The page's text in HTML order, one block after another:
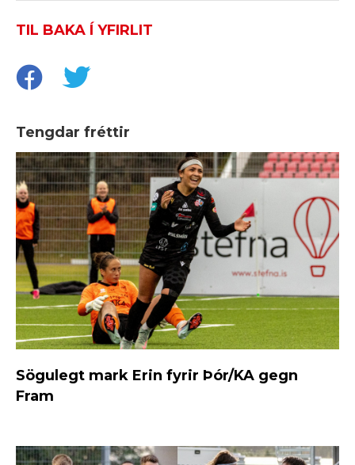
TIL BAKA Í YFIRLIT
Tengdar fréttir
Sögulegt mark Erin fyrir Þór/KA gegn
Fram